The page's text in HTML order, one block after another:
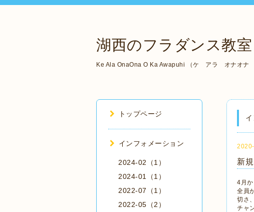
湖西のフラダンス教
Ke Ala OnaOna O Ka Awapuhi （ケ アラ オナオ
新
4月か
全員
切さ
チャ
トップページ
インフォメーション
2024-02（1）
2024-01（1）
2022-07（1）
2022-05（2）